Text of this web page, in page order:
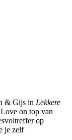
& Gijs in Lekkere
on top van
op
je zelf